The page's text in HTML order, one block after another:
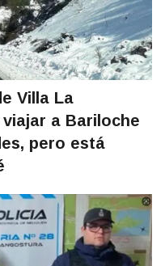
Villa La
a Bariloche
pero está